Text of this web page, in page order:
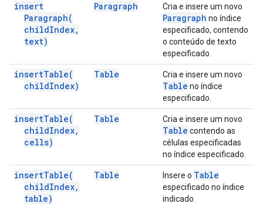
insert
Paragraph(
childIndex,
text)
Paragraph Cria e insere um novo
Paragraph no índice
especificado, contendo
o conteúdo de texto
especificado.
insertTable(
childIndex)
Table Cria e insere um novo
Table no índice
especificado.
insertTable(
childIndex,
cells)
Table Cria e insere um novo
Table contendo as
células especificadas
no índice especificado.
insertTable(
childIndex,
table)
Table Insere o Table
especificado no índice
indicado.